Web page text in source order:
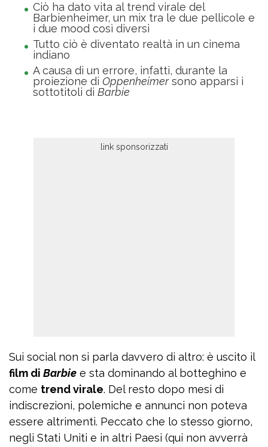
Ciò ha dato vita al trend virale del
Barbienheimer, un mix tra le due pellicole e
i due mood così diversi
Tutto ciò è diventato realtà in un cinema
indiano
A causa di un errore, infatti, durante la
proiezione di Oppenheimersono apparsi i
sottotitoli di Barbie
Sui social non si parla davvero di altro: è uscito il
film di Barbie e sta dominando al botteghino e
come trend virale. Del resto dopo mesi di
indiscrezioni, polemiche e annunci non poteva
essere altrimenti. Peccato che lo stesso giorno,
negli Stati Uniti e in altri Paesi (qui non avverrà